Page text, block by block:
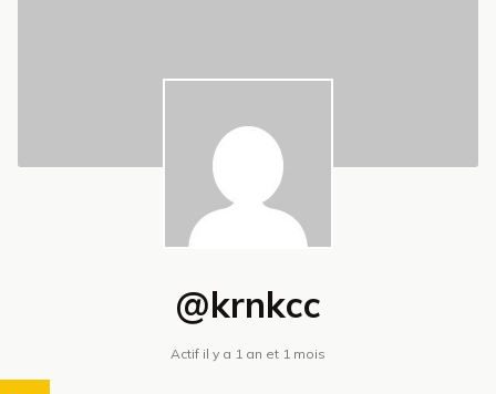
@krnkcc
Actif il y a 1 an et 1 mois